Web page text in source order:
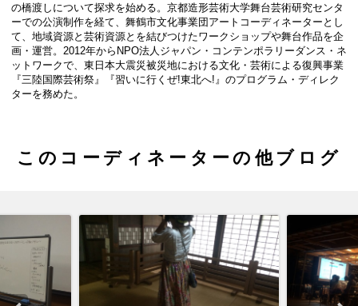
の橋渡しについて探求を始める。京都造形芸術大学舞台芸術研究センタ
ーでの公演制作を経て、舞鶴市文化事業団アートコーディネーターとし
て、地域資源と芸術資源とを結びつけたワークショップや舞台作品を企
画・運営。2012年からNPO法人ジャパン・コンテンポラリーダンス・ネ
ットワークで、東日本大震災被災地における文化・芸術による復興事業
『三陸国際芸術祭』『習いに行くぜ!東北へ!』のプログラム・ディレク
ターを務めた。
このコーディネーターの他ブログ